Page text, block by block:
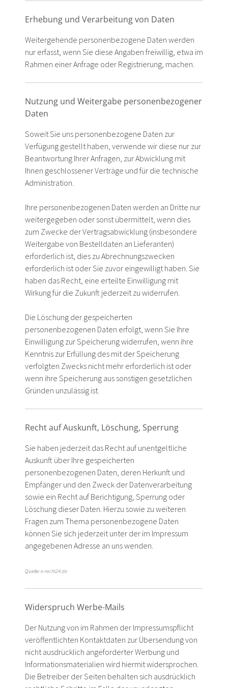
Erhebung und Verarbeitung von Daten
Weitergehende personenbezogene Daten werden
nur erfasst, wenn Sie diese Angaben freiwillig, etwa im
Rahmen einer Anfrage oder Registrierung, machen.
Nutzung und Weitergabe personenbezogener
Daten
Soweit Sie uns personenbezogene Daten zur
Verfügung gestellt haben, verwende wir diese nur zur
Beantwortung Ihrer Anfragen, zur Abwicklung mit
Ihnen geschlossener Verträge und für die technische
Administration.
Ihre personenbezogenen Daten werden an Dritte nur
weitergegeben oder sonst übermittelt, wenn dies
zum Zwecke der Vertragsabwicklung (insbesondere
Weitergabe von Bestelldaten an Lieferanten)
erforderlich ist, dies zu Abrechnungszwecken
erforderlich ist oder Sie zuvor eingewilligt haben. Sie
haben das Recht, eine erteilte Einwilligung mit
Wirkung für die Zukunft jederzeit zu widerrufen.
Die Löschung der gespeicherten
personenbezogenen Daten erfolgt, wenn Sie Ihre
Einwilligung zur Speicherung widerrufen, wenn ihre
Kenntnis zur Erfüllung des mit der Speicherung
verfolgten Zwecks nicht mehr erforderlich ist oder
wenn ihre Speicherung aus sonstigen gesetzlichen
Gründen unzulässig ist.
Recht auf Auskunft, Löschung, Sperrung
Sie haben jederzeit das Recht auf unentgeltliche
Auskunft über Ihre gespeicherten
personenbezogenen Daten, deren Herkunft und
Empfänger und den Zweck der Datenverarbeitung
sowie ein Recht auf Berichtigung, Sperrung oder
Löschung dieser Daten. Hierzu sowie zu weiteren
Fragen zum Thema personenbezogene Daten
können Sie sich jederzeit unter der im Impressum
angegebenen Adresse an uns wenden.
Quelle:e-recht24.de
Widerspruch Werbe-Mails
Der Nutzung von im Rahmen der Impressumspflicht
veröffentlichten Kontaktdaten zur Übersendung von
nicht ausdrücklich angeforderter Werbung und
Informationsmaterialien wird hiermit widersprochen.
Die Betreiber der Seiten behalten sich ausdrücklich